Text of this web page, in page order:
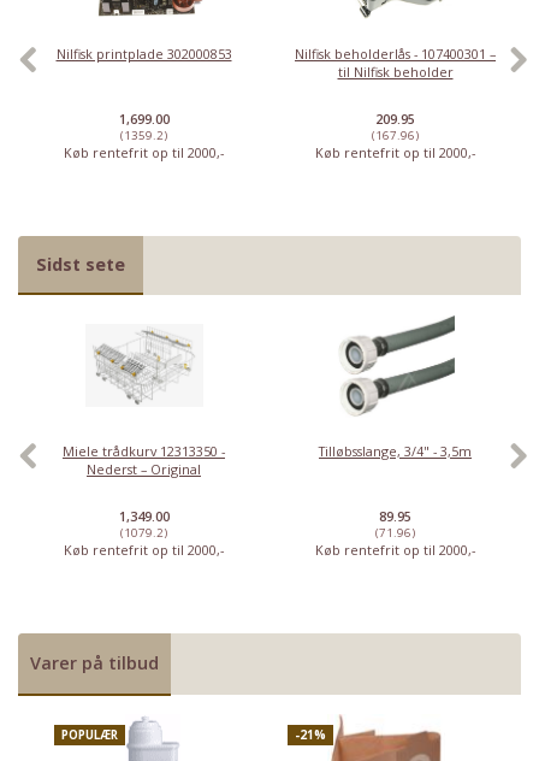
Nilfisk printplade 302000853
1,699.00
(1359.2)
Køb rentefrit op til 2000,-
Nilfisk beholderlås - 107400301 –
til Nilfisk beholder
209.95
(167.96)
Køb rentefrit op til 2000,-
Sidst sete
Miele trådkurv 12313350 -
Nederst – Original
1,349.00
(1079.2)
Køb rentefrit op til 2000,-
Tilløbsslange, 3/4" - 3,5m
89.95
(71.96)
Køb rentefrit op til 2000,-
Varer på tilbud
POPULÆR -21%